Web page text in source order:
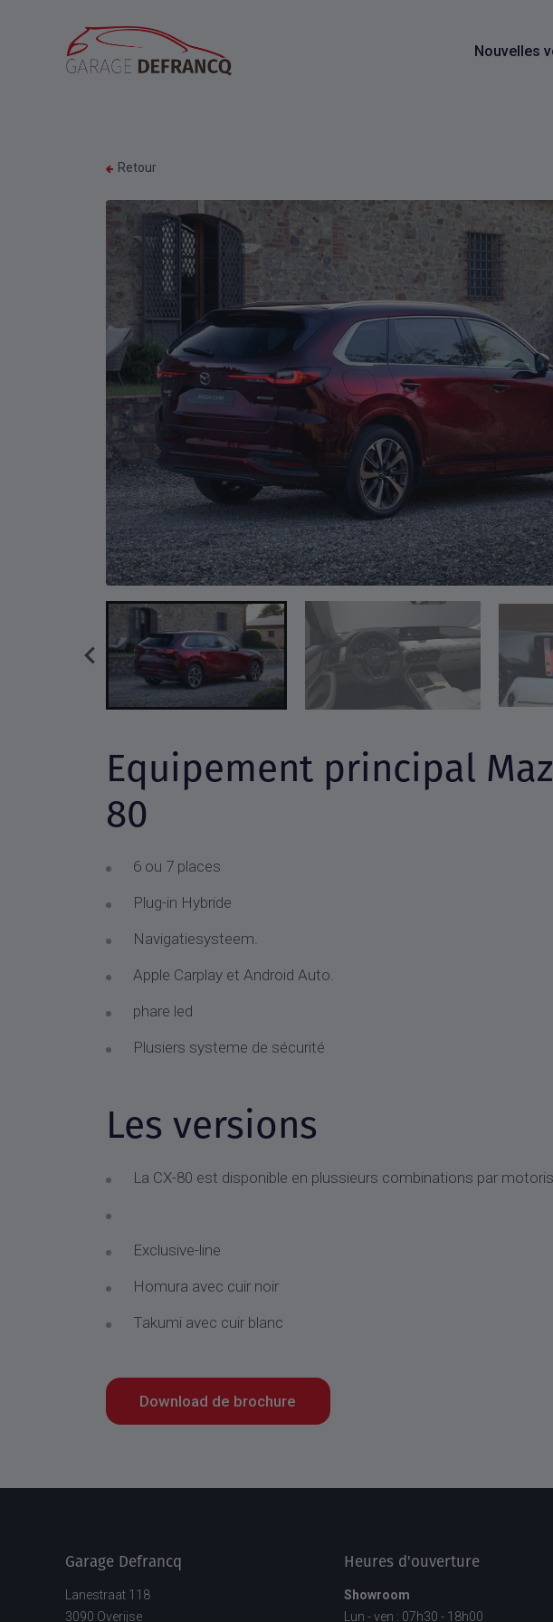
Nouvelles
Retour
Equipement principal
80
6 ou 7 places
Plug-in Hybride
Navigatiesysteem.
Apple Carplay et Android Auto.
phare led
Plusiers systeme de sécurité
Les versions
La CX-80 est disponible en plussieurs combinations par
Exclusive-line
Homura avec cuir noir
Takumi avec cuir blanc
Download de brochure
Garage Defrancq
Lanestraat 118
3090 Overijse
Heures d'ouverture
Showroom
Lun - ven : 07h30 - 18h00